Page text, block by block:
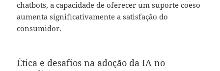
chatbots, a capacidade de oferecer um suporte coeso
aumenta significativamente a satisfação do
consumidor.
Ética e desafios na adoção da IA no